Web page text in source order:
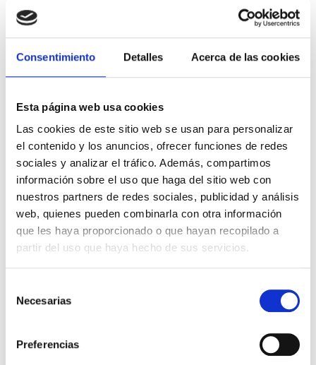
Consentimiento Detalles Acerca de las cookies
Esta página web usa cookies
Las cookies de este sitio web se usan para personalizar
el contenido y los anuncios, ofrecer funciones de redes
sociales y analizar el tráfico. Además, compartimos
información sobre el uso que haga del sitio web con
nuestros partners de redes sociales, publicidad y análisis
web, quienes pueden combinarla con otra información
que les haya proporcionado o que hayan recopilado a
partir del uso que haya hecho de sus servicios.
Necesarias
Preferencias